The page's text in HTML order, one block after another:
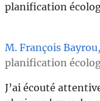
planification
M. François Bayrou
planification
J’ai écouté